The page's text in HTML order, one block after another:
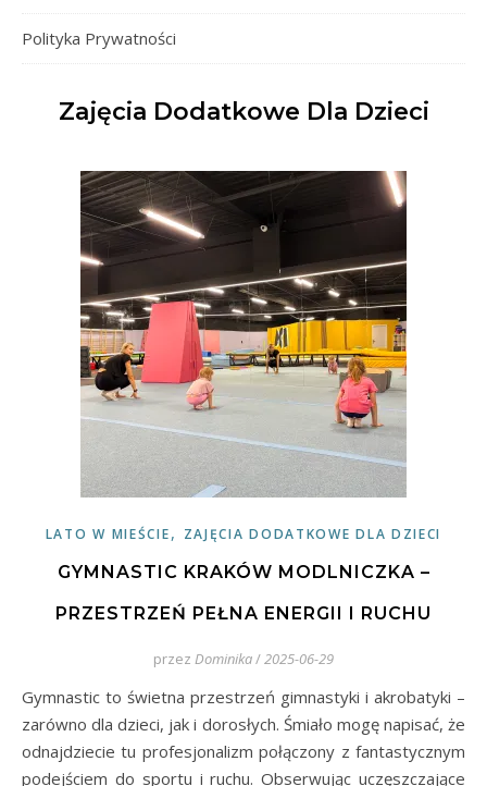
Polityka Prywatności
Zajęcia Dodatkowe Dla Dzieci
LATO W MIEŚCIE, ZAJĘCIA DODATKOWE DLA DZIECI
GYMNASTIC KRAKÓW MODLNICZKA –
PRZESTRZEŃ PEŁNA ENERGII I RUCHU
przez Dominika/2025-06-29
Gymnastic to świetna przestrzeń gimnastyki i akrobatyki –
zarówno dla dzieci, jak i dorosłych. Śmiało mogę napisać, że
odnajdziecie tu profesjonalizm połączony z fantastycznym
podejściem do sportu i ruchu. Obserwując uczęszczające